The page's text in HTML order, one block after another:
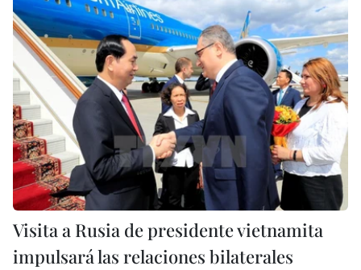
Visita a Rusia de presidente vietnamita
impulsará las relaciones bilaterales